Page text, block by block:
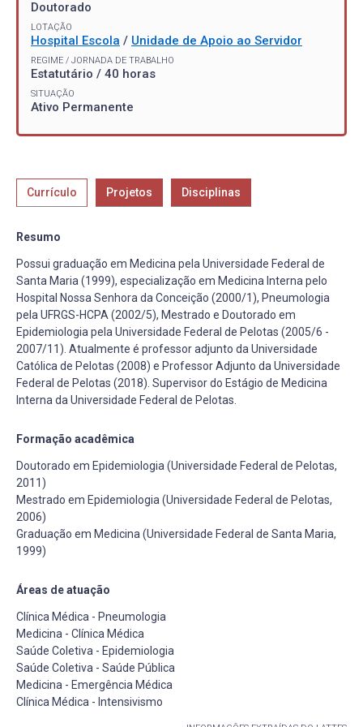
Doutorado
LOTAÇÃO
Hospital Escola / Unidade de Apoio ao Servidor
REGIME / JORNADA DE TRABALHO
Estatutário / 40 horas
SITUAÇÃO
Ativo Permanente
Currículo Projetos Disciplinas
Resumo
Possui graduação em Medicina pela Universidade Federal de
Santa Maria (1999), especialização em Medicina Interna pelo
Hospital Nossa Senhora da Conceição (2000/1), Pneumologia
pela UFRGS-HCPA (2002/5), Mestrado e Doutorado em
Epidemiologia pela Universidade Federal de Pelotas (2005/6 -
2007/11). Atualmente é professor adjunto da Universidade
Católica de Pelotas (2008) e Professor Adjunto da Universidade
Federal de Pelotas (2018). Supervisor do Estágio de Medicina
Interna da Universidade Federal de Pelotas.
Formação acadêmica
Doutorado em Epidemiologia (Universidade Federal de Pelotas,
2011)
Mestrado em Epidemiologia (Universidade Federal de Pelotas,
2006)
Graduação em Medicina (Universidade Federal de Santa Maria,
1999)
Áreas de atuação
Clínica Médica - Pneumologia
Medicina - Clínica Médica
Saúde Coletiva - Epidemiologia
Saúde Coletiva - Saúde Pública
Medicina - Emergência Médica
Clínica Médica - Intensivismo